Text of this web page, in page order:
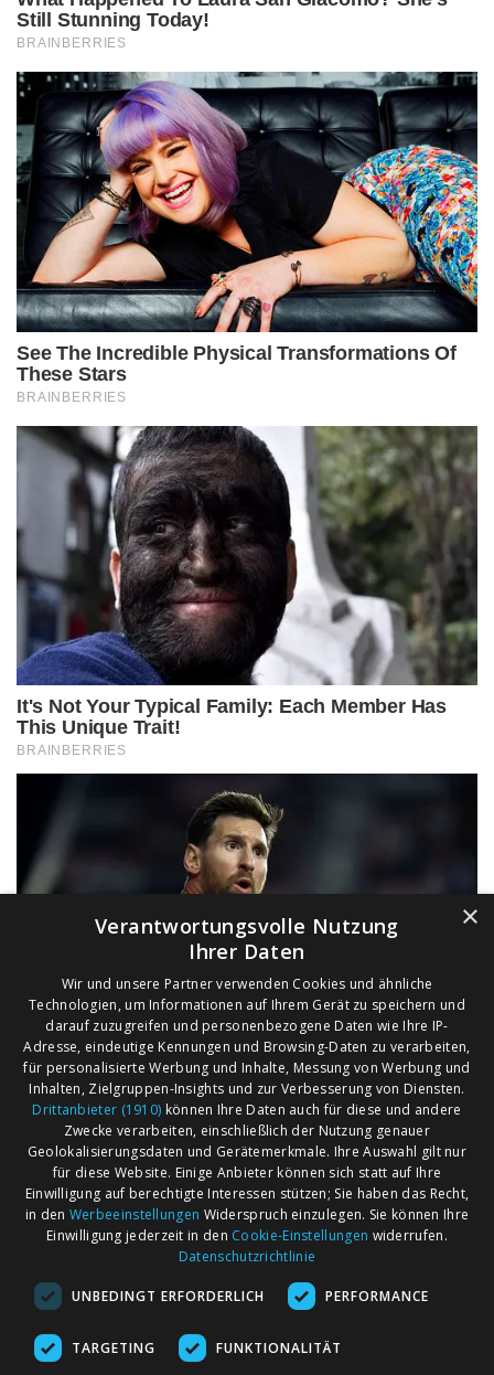
AGB
Impressum
Kontakt
Märkte nach Bundesländern
Märkte nach PLZ
Märkte nach Umkreis
Flohmarkt
×
Verantwortungsvolle Nutzung
Ihrer Daten
Wir und unsere Partner verwenden Cookies und ähnliche
Technologien, um Informationen auf Ihrem Gerät zu speichern und
darauf zuzugreifen und personenbezogene Daten wie Ihre IP-
Adresse, eindeutige Kennungen und Browsing-Daten zu verarbeiten,
für personalisierte Werbung und Inhalte, Messung von Werbung und
Inhalten, Zielgruppen-Insights und zur Verbesserung von Diensten.
Drittanbieter (1910) können Ihre Daten auch für diese und andere
Zwecke verarbeiten, einschließlich der Nutzung genauer
Geolokalisierungsdaten und Gerätemerkmale. Ihre Auswahl gilt nur
für diese Website. Einige Anbieter können sich statt auf Ihre
Einwilligung auf berechtigte Interessen stützen; Sie haben das Recht,
in den Werbeeinstellungen Widerspruch einzulegen. Sie können Ihre
Einwilligung jederzeit in den Cookie-Einstellungen widerrufen.
Datenschutzrichtlinie
UNBEDINGT ERFORDERLICH PERFORMANCE
TARGETING FUNKTIONALITÄT